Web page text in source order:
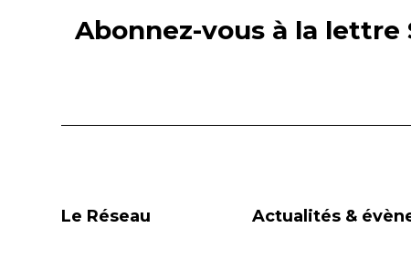
Abonnez-vous à la lettre
Le Réseau Actualités &